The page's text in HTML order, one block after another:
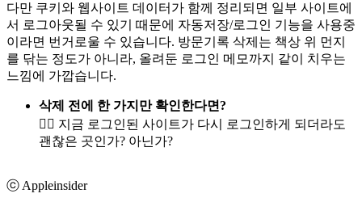
다만 쿠키와 웹사이트 데이터가 함께 정리되면 일부 사이트에
서 로그아웃될 수 있기 때문에 자동저장/로그인 기능을 사용중
이라면 번거로울 수 있습니다. 방문기록 삭제는 책상 위 먼지
를 닦는 정도가 아니라, 올려둔 로그인 메모까지 같이 치우는
느낌에 가깝습니다.
삭제 전에 한 가지만 확인한다면?
👉🏻 지금 로그인된 사이트가 다시 로그인하게 되더라도
괜찮은 곳인가? 아닌가?
ⓒ Appleinsider